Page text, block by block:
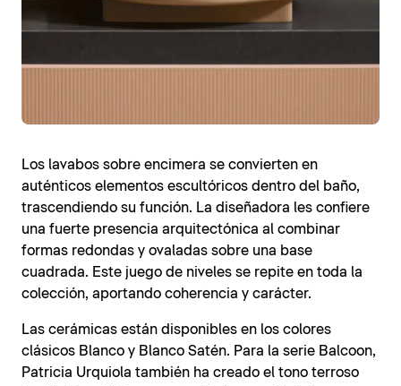
Los lavabos sobre encimera se convierten en
auténticos elementos escultóricos dentro del baño,
trascendiendo su función. La diseñadora les confiere
una fuerte presencia arquitectónica al combinar
formas redondas y ovaladas sobre una base
cuadrada. Este juego de niveles se repite en toda la
colección, aportando coherencia y carácter.
Las cerámicas están disponibles en los colores
clásicos Blanco y Blanco Satén. Para la serie Balcoon,
Patricia Urquiola también ha creado el tono terroso